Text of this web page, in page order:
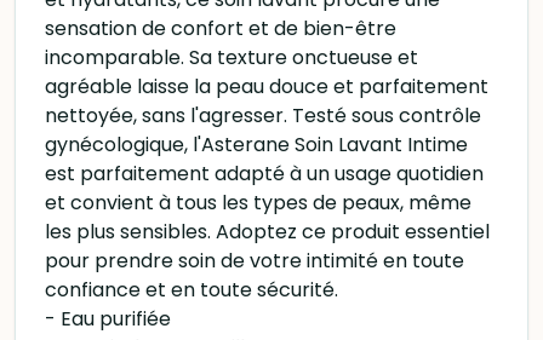
sensation de confort et de bien-être
incomparable. Sa texture onctueuse et
agréable laisse la peau douce et parfaitement
nettoyée, sans l'agresser. Testé sous contrôle
gynécologique, l'Asterane Soin Lavant Intime
est parfaitement adapté à un usage quotidien
et convient à tous les types de peaux, même
les plus sensibles. Adoptez ce produit essentiel
pour prendre soin de votre intimité en toute
confiance et en toute sécurité.
- Eau purifiée